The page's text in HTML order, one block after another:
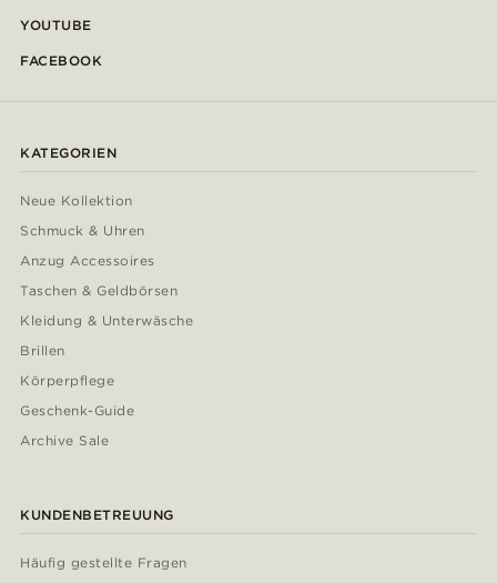
YOUTUBE
FACEBOOK
KATEGORIEN
Neue Kollektion
Schmuck & Uhren
Anzug Accessoires
Taschen & Geldbörsen
Kleidung & Unterwäsche
Brillen
Körperpflege
Geschenk-Guide
Archive Sale
KUNDENBETREUUNG
Häufig gestellte Fragen